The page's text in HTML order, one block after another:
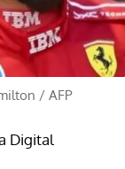
/ AFP
Digital